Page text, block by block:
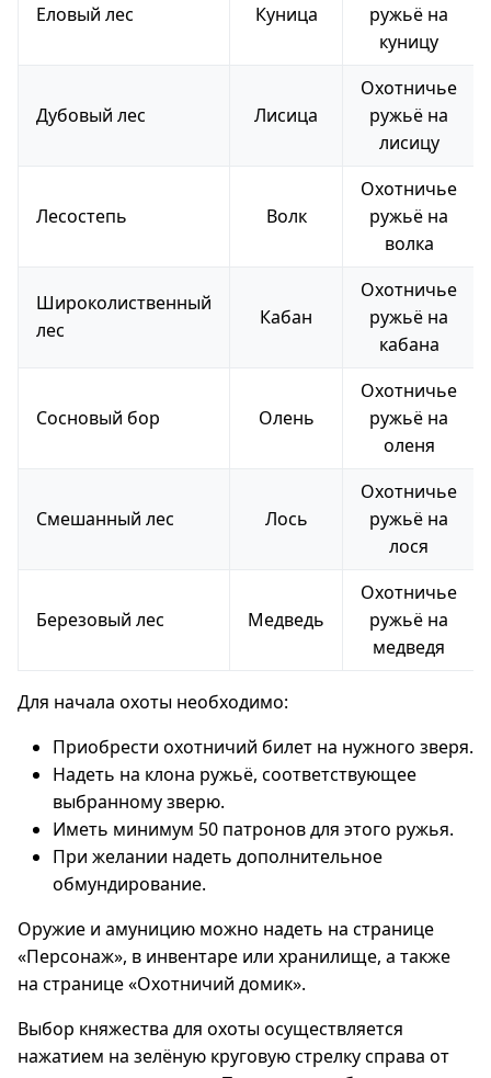
Еловый лес Куница
ружьё на
куницу
Дубовый лес Лисица
Охотничье
ружьё на
лисицу
Лесостепь Волк
Охотничье
ружьё на
волка
Широколиственный
лес
Кабан
Охотничье
ружьё на
кабана
Сосновый бор Олень
Охотничье
ружьё на
оленя
Смешанный лес Лось
Охотничье
ружьё на
лося
Березовый лес Медведь
Охотничье
ружьё на
медведя
Для начала охоты необходимо:
Приобрести охотничий билет на нужного зверя.
Надеть на клона ружьё, соответствующее
выбранному зверю.
Иметь минимум 50 патронов для этого ружья.
При желании надеть дополнительное
обмундирование.
Оружие и амуницию можно надеть на странице
«Персонаж», в инвентаре или хранилище, а также
на странице «Охотничий домик».
Выбор княжества для охоты осуществляется
нажатием на зелёную круговую стрелку справа от